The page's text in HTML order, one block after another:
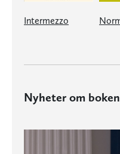
Intermezzo
Nyheter om boken